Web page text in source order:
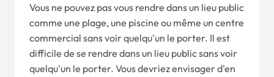
Vous ne pouvez pas vous rendre dans un lieu public
comme une plage, une piscine ou même un centre
commercial sans voir quelqu'un le porter. Il est
difficile de se rendre dans un lieu public sans voir
quelqu'un le porter. Vous devriez envisager d'en